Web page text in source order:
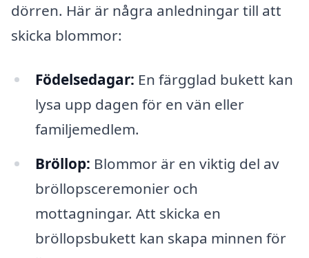
dörren. Här är några anledningar till att
skicka blommor:
Födelsedagar: En färgglad bukett kan
lysa upp dagen för en vän eller
familjemedlem.
Bröllop: Blommor är en viktig del av
bröllopsceremonier och
mottagningar. Att skicka en
bröllopsbukett kan skapa minnen för